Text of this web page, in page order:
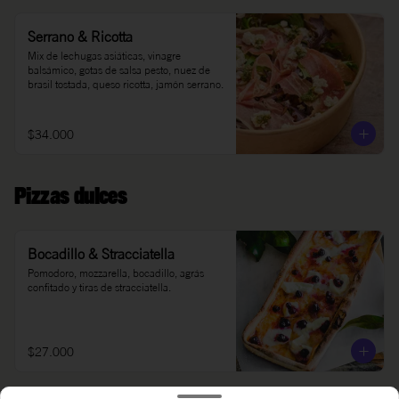
Serrano & Ricotta
Mix de lechugas asiáticas, vinagre
balsámico, gotas de salsa pesto, nuez de
brasil tostada, queso ricotta, jamón serrano.
$34.000
Pizzas dulces
Bocadillo & Stracciatella
Pomodoro, mozzarella, bocadillo, agrás
confitado y tiras de stracciatella.
$27.000